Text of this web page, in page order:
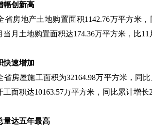
创新高
房地产土地购置面积1142.76万平方米，
当月土地购置面积达174.36万平方米，比
速增加
屋施工面积为32164.98万平方米，同比
工面积达10163.57万平方米，同比累计增
达五年最高